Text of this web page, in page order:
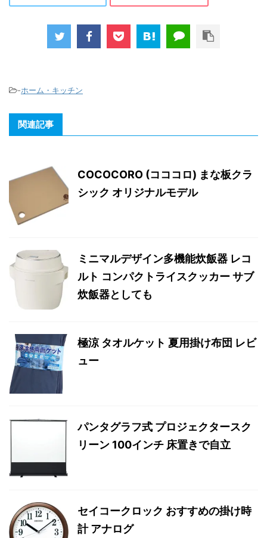
-ホーム・キッチン
関連記事
COCOCORO (コココロ) まな板クラ
シック オリジナルモデル
ミニマルデザイン多機能炊飯器 レコ
ルト コンパクトライスクッカー サブ
炊飯器としても
極涼 タオルケット 夏用掛け布団 レビ
ュー
パンタグラフ式 プロジェクタースク
リーン 100インチ 床置きで自立
セイコークロック おすすめの掛け時
計 アナログ